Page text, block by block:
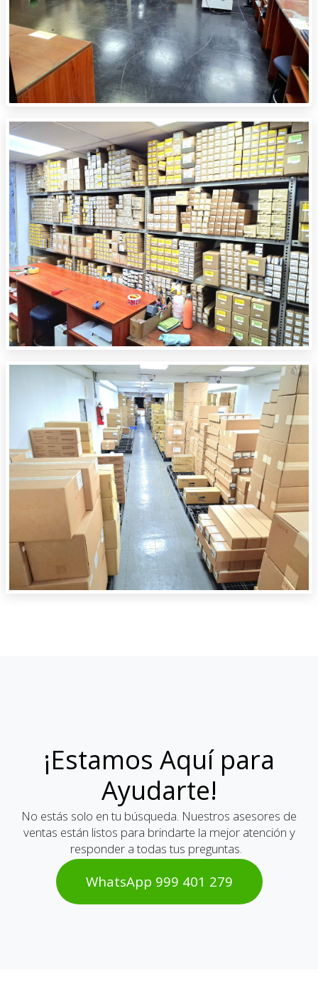
¡Estamos Aquí para
Ayudarte!
No estás solo en tu búsqueda. Nuestros asesores de
ventas están listos para brindarte la mejor atención y
responder a todas tus preguntas.
WhatsAp​​​​p 999 401 2​​79